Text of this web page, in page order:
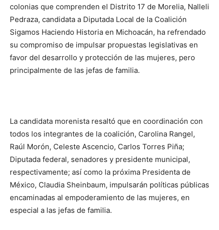
colonias que comprenden el Distrito 17 de Morelia, Nalleli
Pedraza, candidata a Diputada Local de la Coalición
Sigamos Haciendo Historia en Michoacán, ha refrendado
su compromiso de impulsar propuestas legislativas en
favor del desarrollo y protección de las mujeres, pero
principalmente de las jefas de familia.
La candidata morenista resaltó que en coordinación con
todos los integrantes de la coalición, Carolina Rangel,
Raúl Morón, Celeste Ascencio, Carlos Torres Piña;
Diputada federal, senadores y presidente municipal,
respectivamente; así como la próxima Presidenta de
México, Claudia Sheinbaum, impulsarán políticas públicas
encaminadas al empoderamiento de las mujeres, en
especial a las jefas de familia.